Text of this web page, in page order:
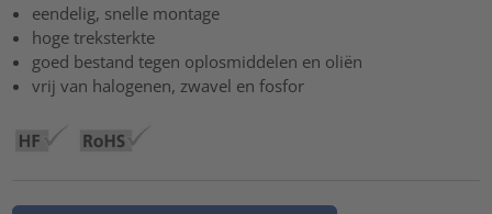
eendelig, snelle montage
hoge treksterkte
goed bestand tegen oplosmiddelen en oliën
vrij van halogenen, zwavel en fosfor